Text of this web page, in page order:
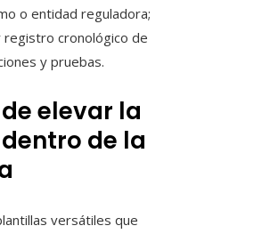
o entidad reguladora;
registro cronológico de
y pruebas.
elevar la
de la
versátiles que